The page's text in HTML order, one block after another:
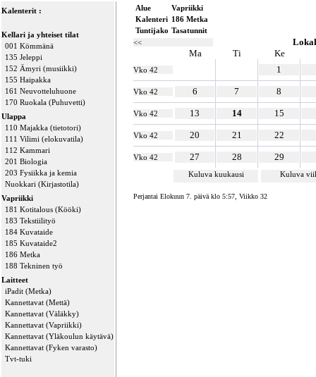
Kalenterit :
Kellari ja yhteiset tilat
001 Kömmänä
135 Jeleppi
152 Ämyri (musiikki)
155 Haipakka
161 Neuvotteluhuone
170 Ruokala (Puhuvetti)
Ulappa
110 Majakka (tietotori)
111 Vilimi (elokuvatila)
112 Kammari
201 Biologia
203 Fysiikka ja kemia
Nuokkari (Kirjastotila)
Vapriikki
181 Kotitalous (Kööki)
183 Tekstiilityö
184 Kuvataide
185 Kuvataide2
186 Metka
188 Tekninen työ
Laitteet
iPadit (Metka)
Kannettavat (Mettä)
Kannettavat (Väläkky)
Kannettavat (Vapriikki)
Kannettavat (Yläkoulun käytävä)
Kannettavat (Fyken varasto)
Tvt-tuki
Alue
Vapriikki
Kalenteri 186 Metka
Tuntijako Tasatunnit
<<
Ma
Ti Ke
Vko 42 1
Vko 42 6 7 8
Vko 42 13 14 15
Vko 42 20 21 22
Vko 42 27 28 29
Kuluva kuukausi Kuluva
Perjantai Elokuun 7. päivä klo 5:57, Viikko 32